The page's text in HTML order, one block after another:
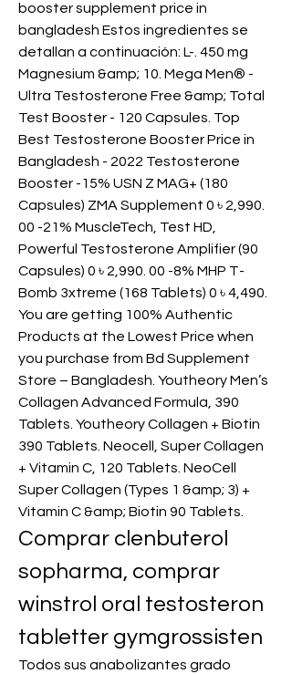
booster supplement price in
bangladesh Estos ingredientes se
detallan a continuación: L-. 450 mg
Magnesium &amp; 10. Mega Men® -
Ultra Testosterone Free &amp; Total
Test Booster - 120 Capsules. Top
Best Testosterone Booster Price in
Bangladesh - 2022 Testosterone
Booster -15% USN Z MAG+ (180
Capsules) ZMA Supplement 0 ৳ 2,990.
00 -21% MuscleTech, Test HD,
Powerful Testosterone Amplifier (90
Capsules) 0 ৳ 2,990. 00 -8% MHP T-
Bomb 3xtreme (168 Tablets) 0 ৳ 4,490.
You are getting 100% Authentic
Products at the Lowest Price when
you purchase from Bd Supplement
Store – Bangladesh. Youtheory Men’s
Collagen Advanced Formula, 390
Tablets. Youtheory Collagen + Biotin
390 Tablets. Neocell, Super Collagen
+ Vitamin C, 120 Tablets. NeoCell
Super Collagen (Types 1 &amp; 3) +
Vitamin C &amp; Biotin 90 Tablets.
Comprar clenbuterol
sopharma, comprar
winstrol oral testosteron
tabletter gymgrossisten
Todos sus anabolizantes grado